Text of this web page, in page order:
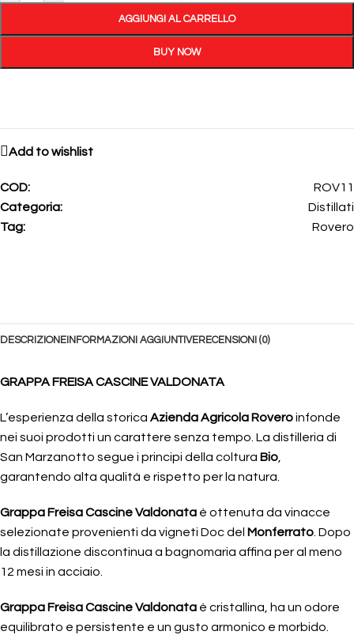
AGGIUNGI AL CARRELLO
BUY NOW
Add to wishlist
COD:
ROV11
Categoria:
Distillati
Tag:
Rovero
DESCRIZIONE INFORMAZIONI AGGIUNTIVERECENSIONI (0)
GRAPPA FREISA CASCINE VALDONATA
L’esperienza della storica Azienda Agricola Roveroinfonde
nei suoi prodotti un carattere senza tempo. La distilleria di
San Marzanotto segue i principi della coltura Bio
garantendo alta qualità e rispetto per la natura.
Grappa Freisa Cascine Valdonata è ottenuta da vinacce
selezionate provenienti da vigneti Doc del Monferrato . Dopo
la distillazione discontinua a bagnomaria affina per al meno
12 mesi in acciaio.
Grappa Freisa Cascine Valdonata è cristallina, ha un odore
equilibrato e persistente e un gusto armonico e morbido.